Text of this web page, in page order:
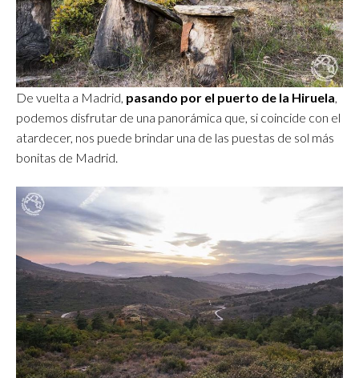
De vuelta a Madrid, pasando por el puerto de la Hiruela
podemos disfrutar de una panorámica que, si coincide con el
atardecer, nos puede brindar una de las puestas de sol más
bonitas de Madrid.